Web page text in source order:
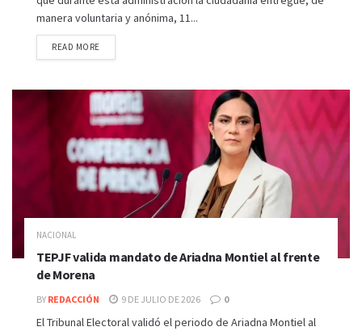
manera voluntaria y anónima, 11...
READ MORE
NACIONAL
TEPJF valida mandato de Ariadna Montiel al frente
de Morena
BY REDACCIÓN 9 DE JULIO DE 2026 0
El Tribunal Electoral validó el periodo de Ariadna Montiel al